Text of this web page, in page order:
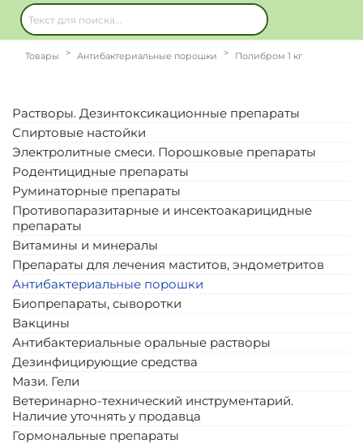
Товары Антибактериальные порошки Полибром 1 кг
Растворы. Дезинтоксикационные препараты
Спиртовые настойки
Электролитные смеси. Порошковые препараты
Родентицидные препараты
Руминаторные препараты
Противопаразитарные и инсектоакарицидные
препараты
Витамины и минералы
Препараты для лечения маститов, эндометритов
Антибактериальные порошки
Биопрепараты, сыворотки
Вакцины
Антибактериальные оральные растворы
Дезинфицирующие средства
Мази. Гели
Ветеринарно-технический инструментарий.
Наличие уточнять у продавца
Гормональные препараты